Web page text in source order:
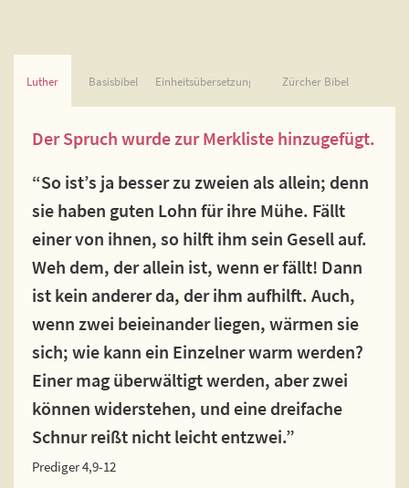
Luther Basisbibel Einheitsübersetzung Zürcher Bibel
Der Spruch wurde zur Merkliste hinzugefügt.
“So ist’s ja besser zu zweien als allein; denn
sie haben guten Lohn für ihre Mühe. Fällt
einer von ihnen, so hilft ihm sein Gesell auf.
Weh dem, der allein ist, wenn er fällt! Dann
ist kein anderer da, der ihm aufhilft. Auch,
wenn zwei beieinander liegen, wärmen sie
sich; wie kann ein Einzelner warm werden?
Einer mag überwältigt werden, aber zwei
können widerstehen, und eine dreifache
Schnur reißt nicht leicht entzwei.”
Prediger 4,9-12